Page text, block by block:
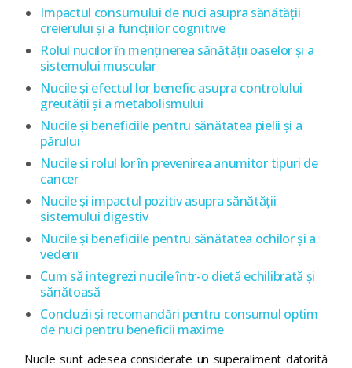
Impactul consumului de nuci asupra sănătății
creierului și a funcțiilor cognitive
Rolul nucilor în menținerea sănătății oaselor și a
sistemului muscular
Nucile și efectul lor benefic asupra controlului
greutății și a metabolismului
Nucile și beneficiile pentru sănătatea pielii și a
părului
Nucile și rolul lor în prevenirea anumitor tipuri de
cancer
Nucile și impactul pozitiv asupra sănătății
sistemului digestiv
Nucile și beneficiile pentru sănătatea ochilor și a
vederii
Cum să integrezi nucile într-o dietă echilibrată și
sănătoasă
Concluzii și recomandări pentru consumul optim
de nuci pentru beneficii maxime
Nucile sunt adesea considerate un superaliment datorită